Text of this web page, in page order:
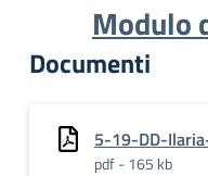
Modulo
Documenti
5-19-DD-
pdf - 165 kb